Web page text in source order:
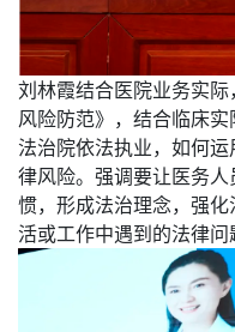
刘林霞结合医院业务实
风险防范》，结合临床
法治院依法执业，如何
律风险。强调要让医务
惯，形成法治理念，强
活或工作中遇到的法律问